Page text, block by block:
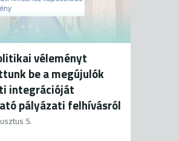
véleményt
be a megújulók
integrációját
pályázati felhívásról
5.